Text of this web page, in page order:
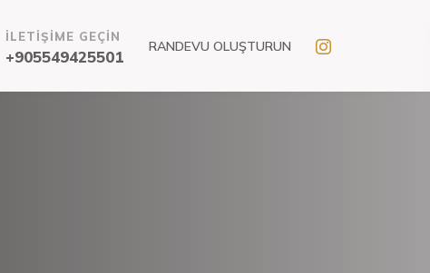
İLETİŞİME GEÇİN
+905549425501
RANDEVU OLUŞTURUN